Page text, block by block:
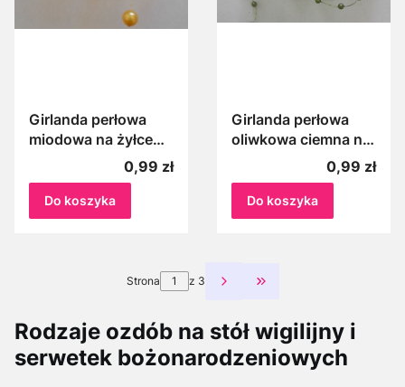
Girlanda perłowa
miodowa na żyłce
100 cm Perełki
miodowe 1 m
Cena
0,99 zł
Do koszyka
Girlanda perłowa
oliwkowa ciemna na
żyłce, Perełki na
żyłce ciemne
oliwkowe 1m
Cena
0,99 zł
Do koszyka
Strona z 3 Przejdź do ostatniej
Rodzaje ozdób na stół wigilijny i
serwetek bożonarodzeniowych